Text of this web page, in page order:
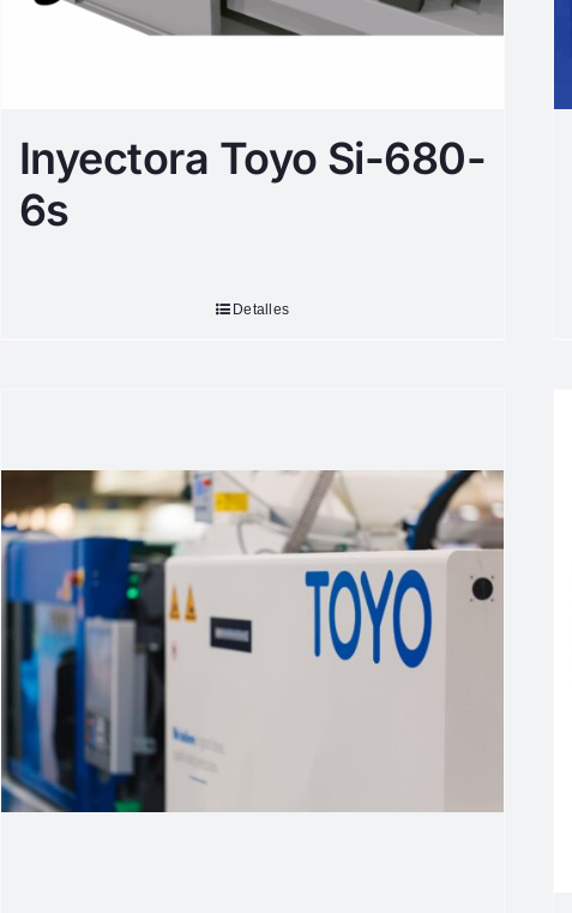
Inyectora Toyo Si-680-
6s
Detalles